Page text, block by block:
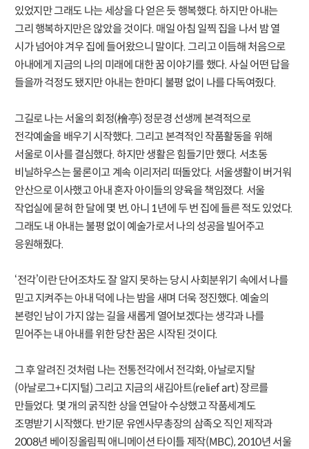
있었지만 그래도 나는 세상을 다 얻은 듯 행복했다. 하지만 아내는
그리 행복하지만은 않았을 것이다. 매일 아침 일찍 집을 나서 밤 열
시가 넘어야 겨우 집에 들어왔으니 말이다. 그리고 이듬해 처음으로
아내에게 지금의 나의 미래에 대한 꿈 이야기를 했다. 사실 어떤 답을
들을까 걱정도 됐지만 아내는 한마디 불평 없이 나를 다독여줬다.
그길로 나는 서울의 회정(檜亭) 정문경 선생께 본격적으로
전각예술을 배우기 시작했다. 그리고 본격적인 작품활동을 위해
서울로 이사를 결심했다. 하지만 생활은 힘들기만 했다. 서초동
비닐하우스는 물론이고 계속 이리저리 떠돌았다. 서울생활이 버거워
안산으로 이사했고 아내 혼자 아이들의 양육을 책임졌다. 서울
작업실에 묻혀 한 달에 몇 번, 아니 1년에 두 번 집에 들른 적도 있었다.
그래도 내 아내는 불평 없이 예술가로서 나의 성공을 빌어주고
응원해줬다.
‘전각’이란 단어조차도 잘 알지 못하는 당시 사회분위기 속에서 나를
믿고 지켜주는 아내 덕에 나는 밤을 새며 더욱 정진했다. 예술의
본령인 남이 가지 않는 길을 새롭게 열어보겠다는 생각과 나를
믿어주는 내 아내를 위한 당찬 꿈은 시작된 것이다.
그 후 알려진 것처럼 나는 전통전각에서 전각화, 아날로지탈
(아날로그+디지털) 그리고 지금의 새김아트(relief art) 장르를
만들었다. 몇 개의 굵직한 상을 연달아 수상했고 작품세계도
조명받기 시작했다. 반기문 유엔사무총장의 삼족오 직인 제작과
2008년 베이징올림픽 애니메이션 타이틀 제작(MBC), 2010년 서울